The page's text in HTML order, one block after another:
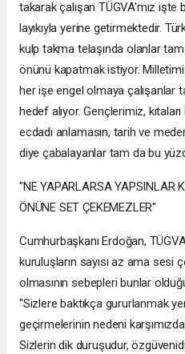
takarak çalışan TÜGVA'mız işte
layıkıyla yerine getirmektedir.
kulp takma telaşında olanlar
önünü kapatmak istiyor.
her işe engel olmaya çalışanlar
hedef alıyor. Gençlerimiz,
ecdadı anlamasın, tarih ve
diye çabalayanlar tam da bu
"NE YAPARLARSA YAPSINLAR
ÖNÜNE SET ÇEKEMEZLER"
Cumhurbaşkanı Erdoğan,
kuruluşların sayısı az ama sesi
olmasının sebepleri bunlar
"Sizlere baktıkça gururlanmak
geçirmelerinin nedeni
Sizlerin dik duruşudur,